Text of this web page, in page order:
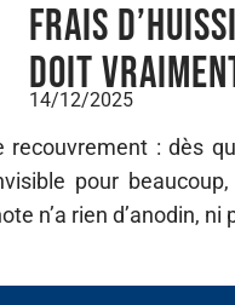
Frais
doit
14/12/2025
recouvrement : dès
pour
n’a rien d’anodin,